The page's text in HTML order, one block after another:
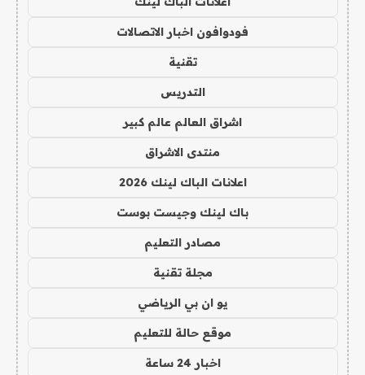
فودوافون اخبار الاتصالات
تقنية
التدريس
اشراق العالم عالم كبير
منتدى الاشراق
اعلانات الباك لينك 2026
باك لينك وجيست بوست
مصادر التعليم
مجلة تقنية
يو ان بي الرياضي
موقع حالة للتعليم
اخبار 24 ساعة